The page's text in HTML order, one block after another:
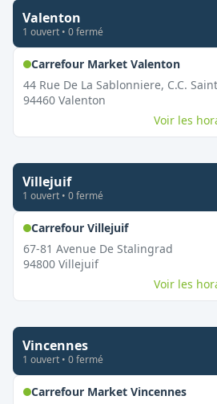
Valenton
1 ouvert • 0fermé
Carrefour Market Valenton,
44 Rue De La Sablonniere, C.C.
94460 Valenton
Voir les
Villejuif
1 ouvert • 0fermé
Carrefour Villejuif,
67-81 Avenue De Stalingrad
94800 Villejuif
Voir les
Vincennes
1 ouvert • 0fermé
Carrefour Market Vincennes,